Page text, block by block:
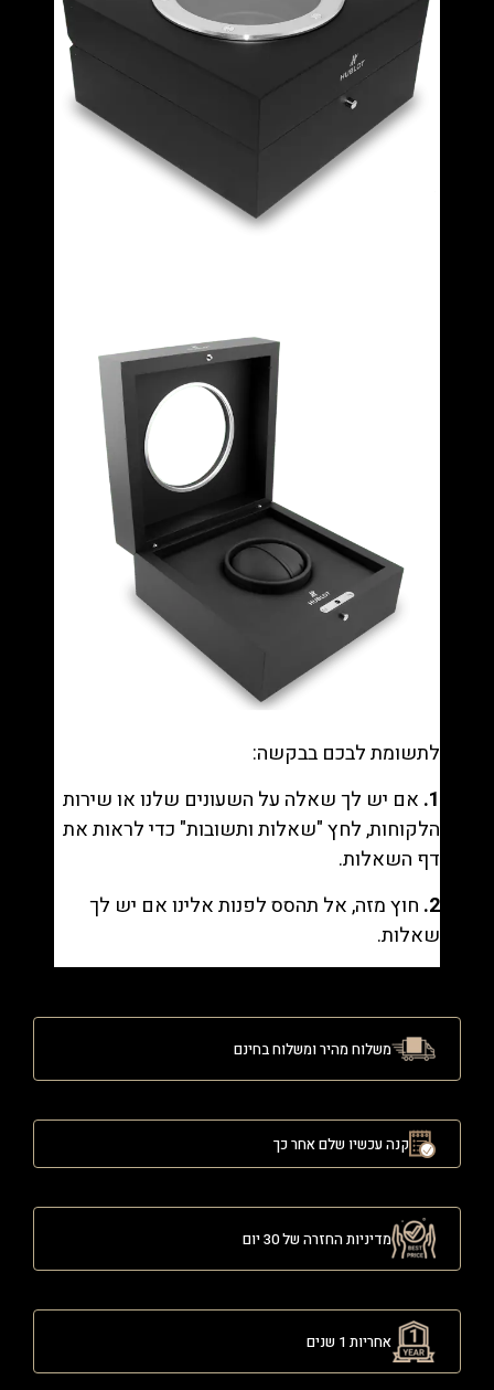
לתשומת לבכם בבקשה:
1. אם יש לך שאלה על השעונים שלנו או שירות
הלקוחות, לחץ "שאלות ותשובות" כדי לראות את
דף השאלות.
2. חוץ מזה, אל תהסס לפנות אלינו אם יש לך
שאלות.
משלוח מהיר ומשלוח בחינם
קנה עכשיו שלם אחר כך
מדיניות החזרה של 30 יום
אחריות 1 שנים